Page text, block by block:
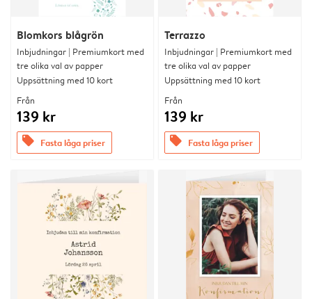
Blomkors blågrön
Inbjudningar | Premiumkort med
tre olika val av papper
Uppsättning med 10 kort
Från
139 kr
offers Fasta låga priser
Terrazzo
Inbjudningar | Premiumkort med
tre olika val av papper
Uppsättning med 10 kort
Från
139 kr
offers Fasta låga priser